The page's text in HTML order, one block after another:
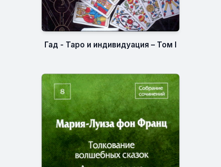
Гад - Таро и индивидуация – Том I